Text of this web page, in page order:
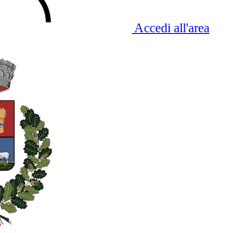
Accedi all'area